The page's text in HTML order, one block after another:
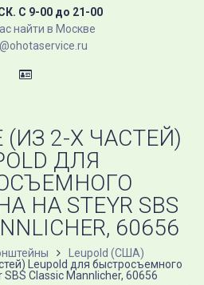
C 9-00 до 21-00
найти в Москве
2-Х ЧАСТЕЙ)
ДЛЯ
НА STEYR SBS
60656
Leupold (США)
Leupold для быстросъемного
Classic Mannlicher, 60656